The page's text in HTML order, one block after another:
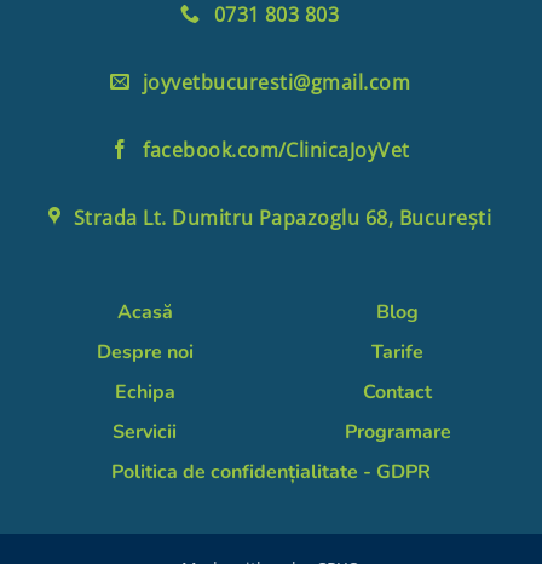
0731 803 803
joyvetbucuresti@gmail.com
facebook.com/ClinicaJoyVet
Strada Lt. Dumitru Papazoglu 68, București
Acasă
Despre noi
Echipa
Servicii
Blog
Tarife
Contact
Programare
Politica de confidențialitate - GDPR